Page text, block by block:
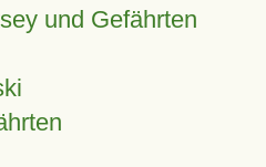
und Gefährten